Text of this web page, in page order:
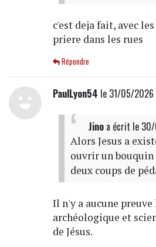
c'est deja fait, avec
priere dans les rues
Répondre
PaulLyon54 le 31/05/2026
Jinoa écrit le
Alors Jesus a
ouvrir un
deux coups de
Il n'y a aucune
archéologique et
de Jésus.